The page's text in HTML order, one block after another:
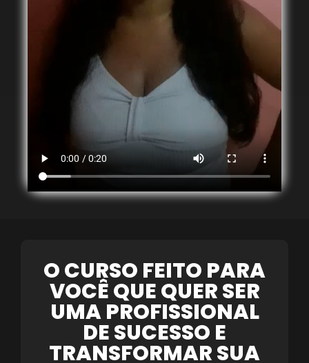
O CURSO FEITO PARA
VOCÊ QUE QUER SER
UMA PROFISSIONAL
DE SUCESSO E
TRANSFORMAR SUA